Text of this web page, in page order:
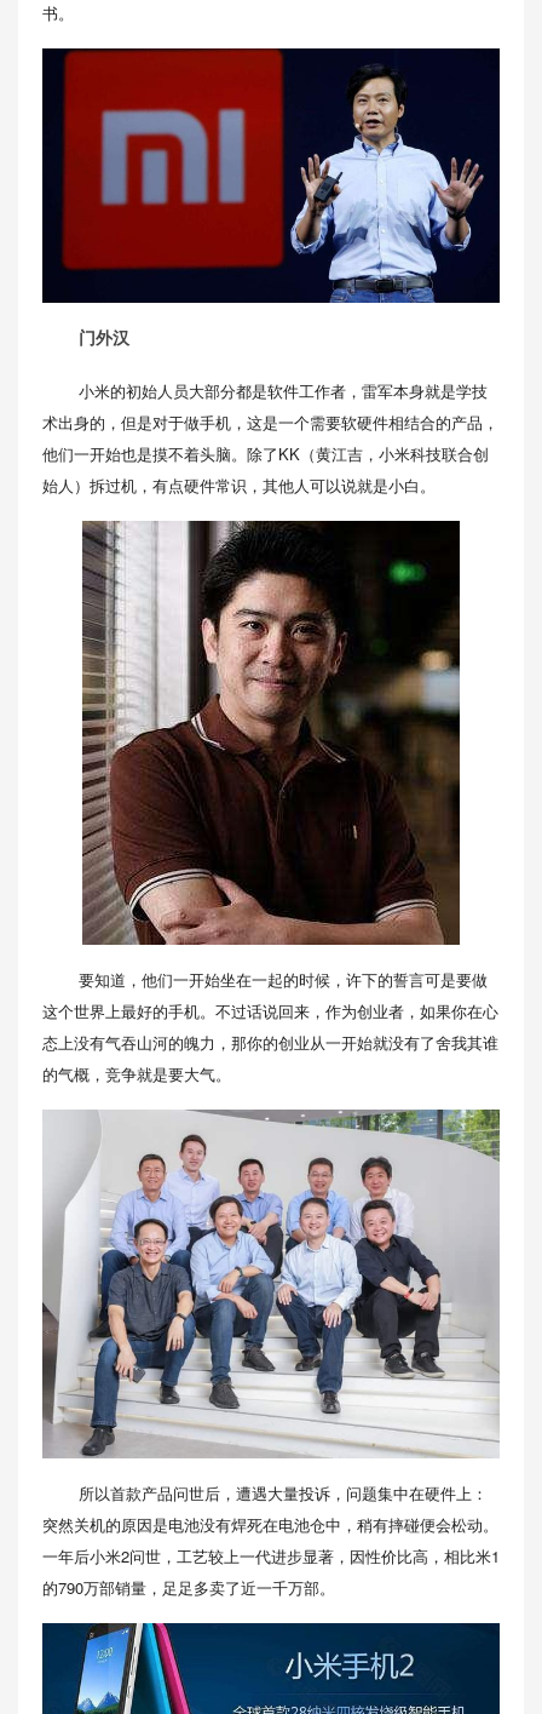
书。
门外汉
小米的初始人员大部分都是软件工作者，雷军本身就是学技
术出身的，但是对于做手机，这是一个需要软硬件相结合的产品，
他们一开始也是摸不着头脑。除了KK（黄江吉，小米科技联合创
始人）拆过机，有点硬件常识，其他人可以说就是小白。
要知道，他们一开始坐在一起的时候，许下的誓言可是要做
这个世界上最好的手机。不过话说回来，作为创业者，如果你在心
态上没有气吞山河的魄力，那你的创业从一开始就没有了舍我其谁
的气概，竞争就是要大气。
所以首款产品问世后，遭遇大量投诉，问题集中在硬件上：
突然关机的原因是电池没有焊死在电池仓中，稍有摔碰便会松动。
一年后小米2问世，工艺较上一代进步显著，因性价比高，相比米1
的790万部销量，足足多卖了近一千万部。